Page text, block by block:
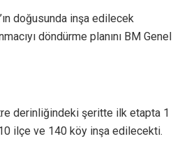
doğusunda inşa edilecek
döndürme planını BM Genel
derinliğindeki şeritte ilk etapta 1
ilçe ve 140 köy inşa edilecekti.